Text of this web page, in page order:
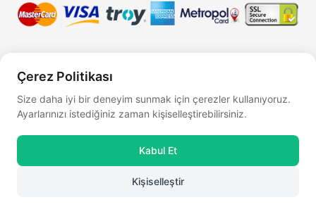
Bu site
Çerez Politikası
Size daha iyi bir deneyim sunmak için çerezler kullanıyoruz.
Ayarlarınızı istediğiniz zaman kişiselleştirebilirsiniz.
Kabul Et
Kişiselleştir